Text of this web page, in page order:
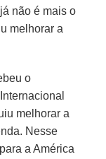
não é mais o
melhorar a
o
melhorar a
Nesse
a América